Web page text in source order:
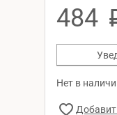
484
Нет в